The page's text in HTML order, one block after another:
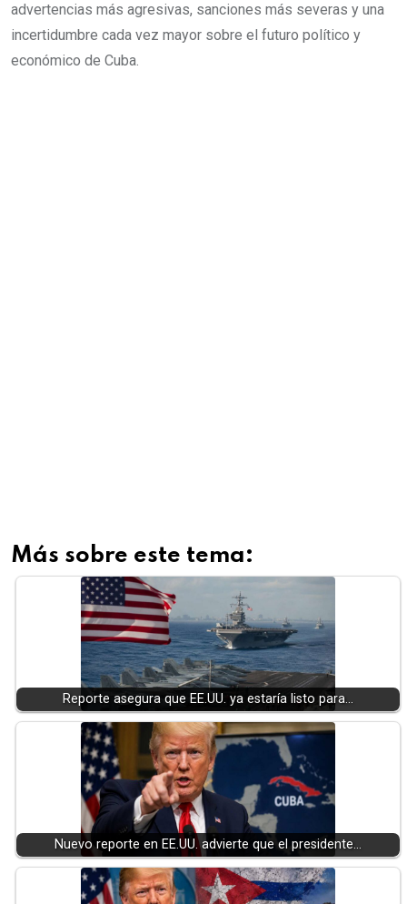
advertencias más agresivas, sanciones más severas y una
incertidumbre cada vez mayor sobre el futuro político y
económico de Cuba.
Más sobre este tema:
Reporte asegura que EE.UU. ya estaría listo para…
Nuevo reporte en EE.UU. advierte que el presidente…